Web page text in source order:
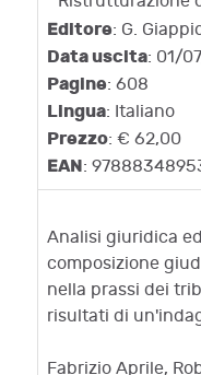
Editore: G.
Data uscita: 01/
Pagine: 608
Lingua: Italiano
Prezzo: € 62,00
EAN:
Analisi giuridica
composizione
nella prassi dei
risultati di
Fabrizio Aprile,